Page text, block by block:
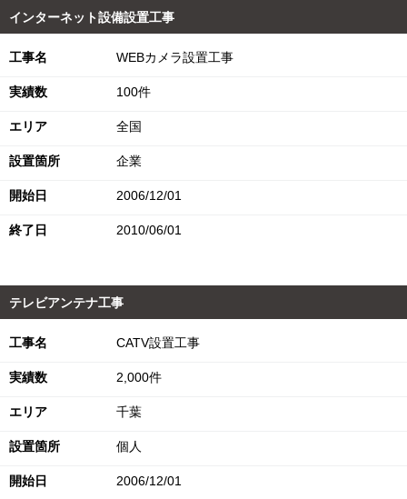
インターネット設備設置工事
工事名 WEBカメラ設置工事
実績数 100件
エリア 全国
設置箇所 企業
開始日 2006/12/01
終了日 2010/06/01
テレビアンテナ工事
工事名 CATV設置工事
実績数 2,000件
エリア 千葉
設置箇所 個人
開始日 2006/12/01